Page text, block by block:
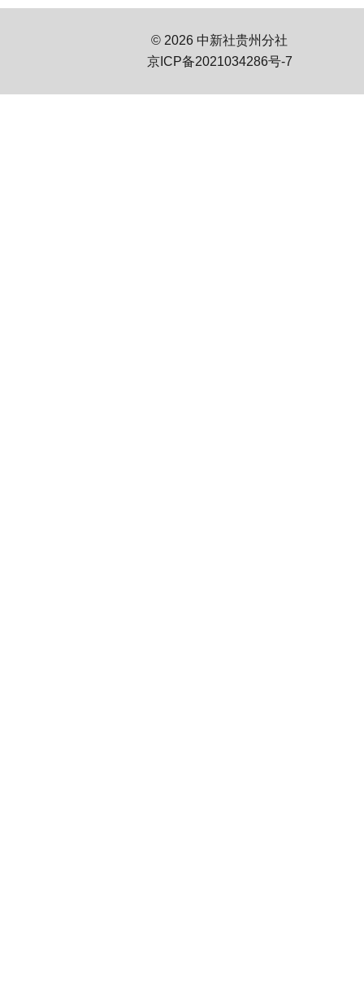
© 2026 中新社贵州分社
京ICP备2021034286号-7